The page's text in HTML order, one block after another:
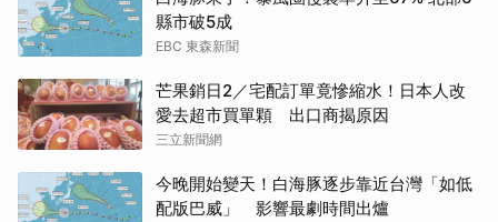
縣市破5成
EBC 東森新聞
芒果銷日2／宅配訂單竟慘縮水！日本人改
愛去超市買單顆 出口商揭原因
三立新聞網
今晚開始變天！白海豚逐步靠近台灣「如低
配版巴威」 影響最劇時間出爐